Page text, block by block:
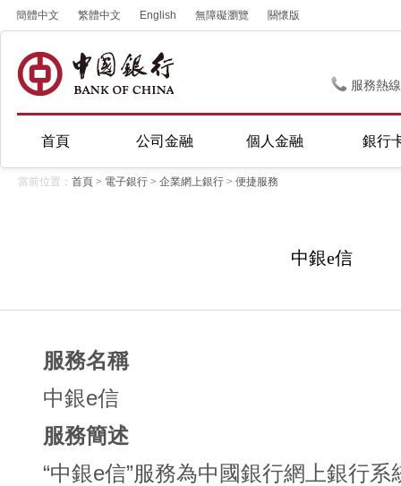
簡體中文 繁體中文 English 無障礙瀏覽 關懷版
服務熱
首頁 公司金融 個人金融 銀行
當前位置： 首頁 > 電子銀行 > 企業網上銀行 > 便捷服務
中銀e信
服務名稱
中銀e信
服務簡述
“中銀e信”服務為中國銀行網上銀行